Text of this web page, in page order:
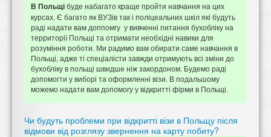
В Польщібуде набагато краще пройти навчання на цих
курсах. Є багато як ВУЗів так і поліцеальних шкіл які будуть
раді надати вам доппомгу у вивченні питання бухобліку на
территорії Польщі та отримати необхідні навики для
розуміння роботи. Ми радимо вам обирати саме навчання в
Польщі, адже ті спеціалісти завжди отримують всі зміни до
бухобліку в польщі швидше ніж закордоном. Будемо раді
допомогти у виборі та оформленні візи. В подальшому
можемо надати вам допомогу у відкритті фірми в Польщі.
Чи будуть проблеми при відкритті візи в Польщу після
відмови від розглязу звернення на карту побиту?